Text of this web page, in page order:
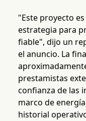
"Este proyecto
estrategia para
fiable", dijo un
el anuncio. La
prestamistas
confianza de las
marco de
historial